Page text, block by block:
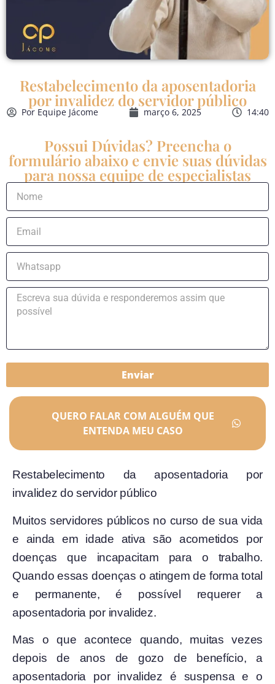
Restabelecimento da aposentadoria
por invalidez do servidor público
PorEquipe Jácome março 6, 2025 14:40
Possui Dúvidas? Preencha o
formulário abaixo e envie suas dúvidas
para nossa equipe de especialistas
Enviar
QUERO FALAR COM ALGUÉM QUE
ENTENDA MEU CASO
Restabelecimento da aposentadoria por
invalidez do servidor público
Muitos servidores públicos no curso de sua vida
e ainda em idade ativa são acometidos por
doenças que incapacitam para o trabalho.
Quando essas doenças o atingem de forma total
e permanente, é possível requerer a
aposentadoria por invalidez.
Mas o que acontece quando, muitas vezes
depois de anos de gozo de benefício, a
aposentadoria por invalidez é suspensa e o